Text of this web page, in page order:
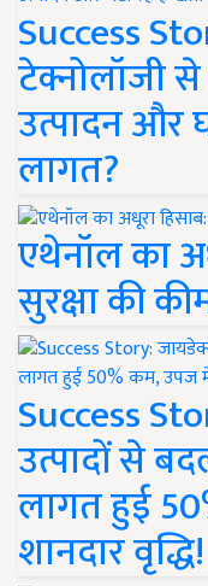
Success
टेक्नोलॉजी
उत्पादन और
लागत?
एथेनॉल का
सुरक्षा की
Success
उत्पादों से
लागत हुई
शानदार वृद्धि!